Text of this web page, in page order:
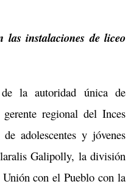
instalaciones de liceo
la autoridad única de
regional del Inces
adolescentes y jóvenes
Galipolly, la división
con el Pueblo con la